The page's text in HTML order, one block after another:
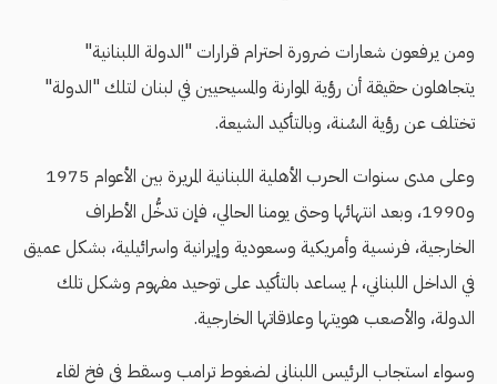
ومن يرفعون شعارات ضرورة احترام قرارات "الدولة اللبنانية"
يتجاهلون حقيقة أن رؤية الموارنة والمسيحيين في لبنان لتلك "الدولة"
تختلف عن رؤية السُنة، وبالتأكيد الشيعة.
وعلى مدى سنوات الحرب الأهلية اللبنانية المريرة بين الأعوام 1975
و1990، وبعد انتهائها وحتى يومنا الحالي، فإن تدخُّل الأطراف
الخارجية، فرنسية وأمريكية وسعودية وإيرانية واسرائيلية، بشكل عميق
في الداخل اللبناني، لم يساعد بالتأكيد على توحيد مفهوم وشكل تلك
الدولة، والأصعب هويتها وعلاقاتها الخارجية.
وسواء استجاب الرئيس اللبناني لضغوط ترامب وسقط في فخ لقاء